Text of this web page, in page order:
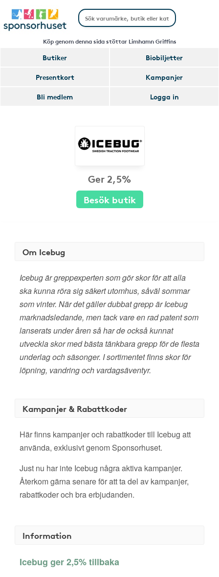
Köp genom denna sida stöttar Limhamn Griffins
Butiker
Biobiljetter
Presentkort
Kampanjer
Bli medlem
Logga in
Ger 2,5%
Besök butik
Om Icebug
Icebug är greppexperten som gör skor för att alla
ska kunna röra sig säkert utomhus, såväl sommar
som vinter. När det gäller dubbat grepp är Icebug
marknadsledande, men tack vare en rad patent som
lanserats under åren så har de också kunnat
utveckla skor med bästa tänkbara grepp för de flesta
underlag och säsonger. I sortimentet finns skor för
löpning, vandring och vardagsäventyr.
Kampanjer & Rabattkoder
Här finns kampanjer och rabattkoder till Icebug att
använda, exklusivt genom Sponsorhuset.
Just nu har inte Icebug några aktiva kampanjer.
Återkom gärna senare för att ta del av kampanjer,
rabattkoder och bra erbjudanden.
Information
Icebug ger 2,5% tillbaka